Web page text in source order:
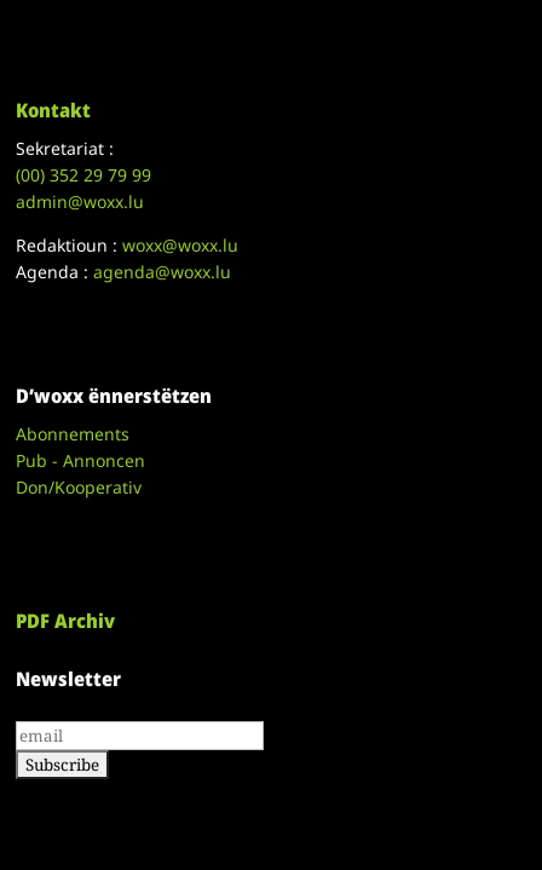
Kontakt
Sekretariat :
(00)352 29 79 99
admin@woxx.lu
Redaktioun :woxx@woxx.lu
Agenda :agenda@woxx.lu
D’woxx ënnerstëtzen
Abonnements
Pub - Annoncen
Don/Kooperativ
PDF Archiv
Newsletter